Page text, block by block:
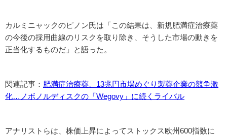
カルミニャックのピノン氏は「この結果は、新規肥満症治療薬
の今後の採用曲線のリスクを取り除き、そうした市場の動きを
正当化するものだ」と語った。
関連記事： 肥満症治療薬、13兆円市場めぐり製薬企業の競争激
化…ノボノルディスクの「Wegovy」に続くライバル
アナリストらは、株価上昇によってストックス欧州600指数に